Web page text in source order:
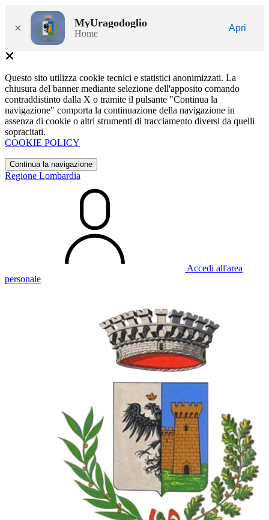
× MyUragodoglio
Home
Apri
Questo sito utilizza cookie tecnici e statistici anonimizzati. La
chiusura del banner mediante selezione dell'apposito comando
contraddistinto dalla X o tramite il pulsante "Continua la
navigazione" comporta la continuazione della navigazione in
assenza di cookie o altri strumenti di tracciamento diversi da quelli
sopracitati.
COOKIE POLICY
Continua la navigazione
Regione Lombardia
Accedi all'area
personale